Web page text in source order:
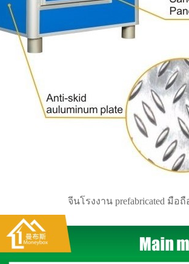
จีนโรงงาน prefabricated มือ